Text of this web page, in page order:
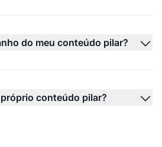
do meu conteúdo pilar?
conteúdo pilar?